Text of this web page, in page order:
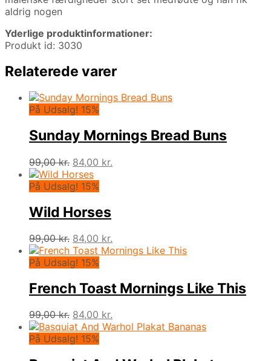
aldrig nogen
Yderlige produktinformationer:
Produkt id: 3030
Relaterede varer
På Udsalg! 15%
Sunday Mornings Bread Buns
99,00kr. Den
oprindelige
pris
99,00 kr..
84,00 kr.
På Udsalg! 15%
Wild Horses
99,00kr. Den
oprindelige
pris
99,00 kr..
84,00 kr.
aktuelle
84,00 kr..
På Udsalg! 15%
French Toast Mornings Like This
99,00kr. Den
oprindelige
pris
84,00 kr.
aktuelle
På Udsalg! 15%